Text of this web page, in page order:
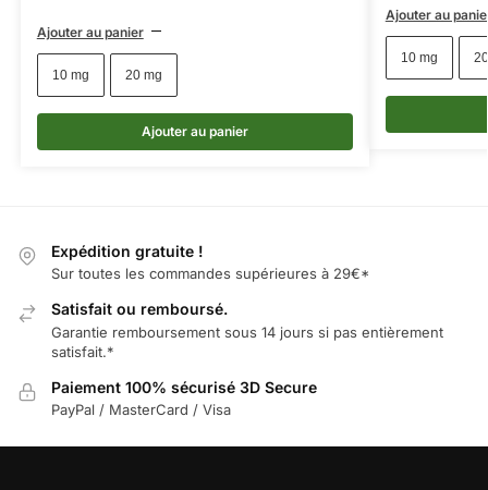
Ajouter au panier
10 mg 20 mg
Ajouter au panier
Ajouter au
10 mg
Expédition gratuite !
Sur toutes les commandes supérieures à 29€*
Satisfait ou remboursé.
Garantie remboursement sous 14 jours si pas entièrement
satisfait.*
Paiement 100% sécurisé 3D Secure
PayPal / MasterCard / Visa